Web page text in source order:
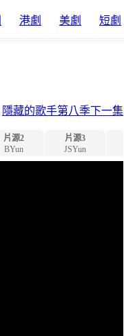
港劇 美劇 短劇
隱藏的歌手第八季下一集
片源2
BYun
片源3
JSYun